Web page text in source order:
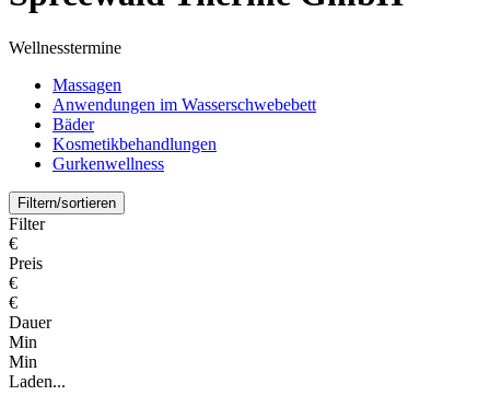
Wellnesstermine
Massagen
Anwendungen im Wasserschwebebett
Bäder
Kosmetikbehandlungen
Gurkenwellness
Filtern/sortieren
Filter
€
Preis
€
€
Dauer
Min
Min
Laden...